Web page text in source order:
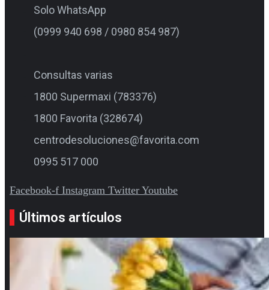
Solo WhatsApp
(0999 940 698 / 0980 854 987)
Consultas varias
1800 Supermaxi (783376)
1800 Favorita (328674)
centrodesoluciones@favorita.com
0995 517 000
Facebook-f Instagram Twitter Youtube
Últimos artículos